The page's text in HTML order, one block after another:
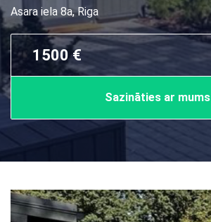
Asara iela 8a, Riga
1500 €
Sazināties ar mums